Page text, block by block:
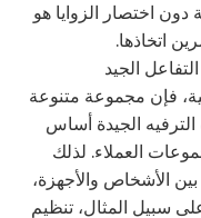
دون اختصار الزوايا هو
اتخاذها.
فإن مجموعة متنوعة
الجيدة أساس
العملاء. لذلك
الأشخاص والأجهزة،
سبيل المثال، تنظيم